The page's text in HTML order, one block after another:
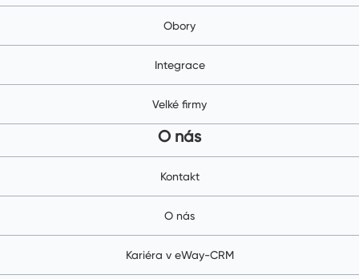
Obory
Integrace
Velké firmy
O nás
Kontakt
O nás
Kariéra v eWay-CRM